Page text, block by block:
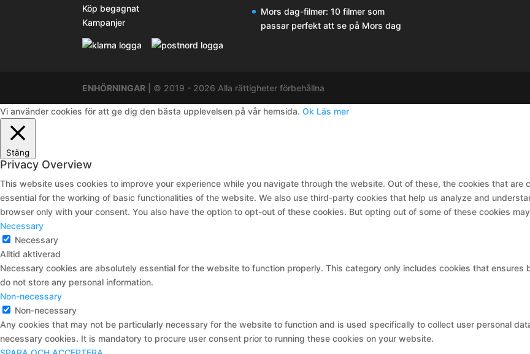
Köp begagnat
Kampanjer
Mors dag-filmer: 10 filmer som
passar perfekt att se på Mors dag
ENHÖRNINGAR | © 2019 - 2026 Alla rättigheter förbehållna
Vi använder cookies för att ge dig den bästa upplevelsen på vår hemsida. Ok Läs mer
Stäng
Privacy Overview
This website uses cookies to improve your experience while you navigate through the website. Out of these, the cookies that
essential for the working of basic functionalities of the website. We also use third-party cookies that help us analyze and
browser only with your consent. You also have the option to opt-out of these cookies. But opting out of some of these cookies
Necessary
Necessary
Alltid aktiverad
Necessary cookies are absolutely essential for the website to function properly. This category only includes cookies that
do not store any personal information.
Non-necessary
Non-necessary
Any cookies that may not be particularly necessary for the website to function and is used specifically to collect user personal
necessary cookies. It is mandatory to procure user consent prior to running these cookies on your website.